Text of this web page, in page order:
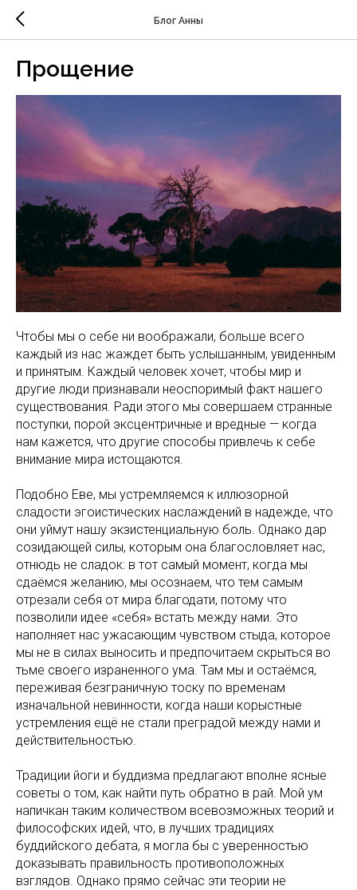
Блог Анны
Прощение
Чтобы мы о себе ни воображали, больше всего
каждый из нас жаждет быть услышанным, увиденным
и принятым. Каждый человек хочет, чтобы мир и
другие люди признавали неоспоримый факт нашего
существования. Ради этого мы совершаем странные
поступки, порой эксцентричные и вредные — когда
нам кажется, что другие способы привлечь к себе
внимание мира истощаются.
Подобно Еве, мы устремляемся к иллюзорной
сладости эгоистических наслаждений в надежде, что
они уймут нашу экзистенциальную боль. Однако дар
созидающей силы, которым она благословляет нас,
отнюдь не сладок: в тот самый момент, когда мы
сдаёмся желанию, мы осознаем, что тем самым
отрезали себя от мира благодати, потому что
позволили идее «себя» встать между нами. Это
наполняет нас ужасающим чувством стыда, которое
мы не в силах выносить и предпочитаем скрыться во
тьме своего израненного ума. Там мы и остаёмся,
переживая безграничную тоску по временам
изначальной невинности, когда наши корыстные
устремления ещё не стали преградой между нами и
действительностью.
Традиции йоги и буддизма предлагают вполне ясные
советы о том, как найти путь обратно в рай. Мой ум
напичкан таким количеством всевозможных теорий и
философских идей, что, в лучших традициях
буддийского дебата, я могла бы с уверенностью
доказывать правильность противоположных
взглядов. Однако прямо сейчас эти теории не